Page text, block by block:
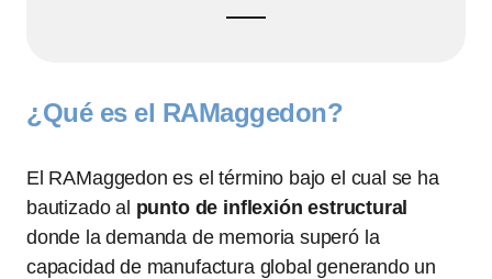
¿Qué es el RAMaggedon?
El RAMaggedon es el término bajo el cual se ha
bautizado al punto de inflexión estructural
donde la demanda de memoria superó la
capacidad de manufactura global generando un